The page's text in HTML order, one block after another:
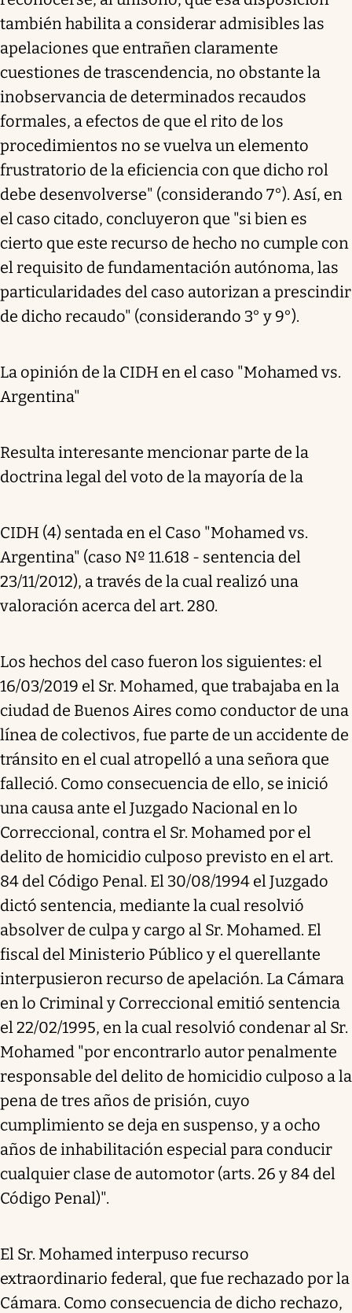
también habilita a considerar admisibles las
apelaciones que entrañen claramente
cuestiones de trascendencia, no obstante la
inobservancia de determinados recaudos
formales, a efectos de que el rito de los
procedimientos no se vuelva un elemento
frustratorio de la eficiencia con que dicho rol
debe desenvolverse" (considerando 7°). Así, en
el caso citado, concluyeron que "si bien es
cierto que este recurso de hecho no cumple con
el requisito de fundamentación autónoma, las
particularidades del caso autorizan a prescindir
de dicho recaudo" (considerando 3° y 9°).
La opinión de la CIDH en el caso "Mohamed vs.
Argentina"
Resulta interesante mencionar parte de la
doctrina legal del voto de la mayoría de la
CIDH (4) sentada en el Caso "Mohamed vs.
Argentina" (caso Nº 11.618 - sentencia del
23/11/2012), a través de la cual realizó una
valoración acerca del art. 280.
Los hechos del caso fueron los siguientes: el
16/03/2019 el Sr. Mohamed, que trabajaba en la
ciudad de Buenos Aires como conductor de una
línea de colectivos, fue parte de un accidente de
tránsito en el cual atropelló a una señora que
falleció. Como consecuencia de ello, se inició
una causa ante el Juzgado Nacional en lo
Correccional, contra el Sr. Mohamed por el
delito de homicidio culposo previsto en el art.
84 del Código Penal. El 30/08/1994 el Juzgado
dictó sentencia, mediante la cual resolvió
absolver de culpa y cargo al Sr. Mohamed. El
fiscal del Ministerio Público y el querellante
interpusieron recurso de apelación. La Cámara
en lo Criminal y Correccional emitió sentencia
el 22/02/1995, en la cual resolvió condenar al Sr.
Mohamed "por encontrarlo autor penalmente
responsable del delito de homicidio culposo a la
pena de tres años de prisión, cuyo
cumplimiento se deja en suspenso, y a ocho
años de inhabilitación especial para conducir
cualquier clase de automotor (arts. 26 y 84 del
Código Penal)".
El Sr. Mohamed interpuso recurso
extraordinario federal, que fue rechazado por la
Cámara. Como consecuencia de dicho rechazo,